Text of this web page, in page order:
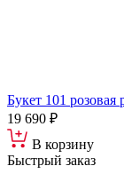
Букет 101 розовая
19 690 ₽
В корзину
Быстрый заказ